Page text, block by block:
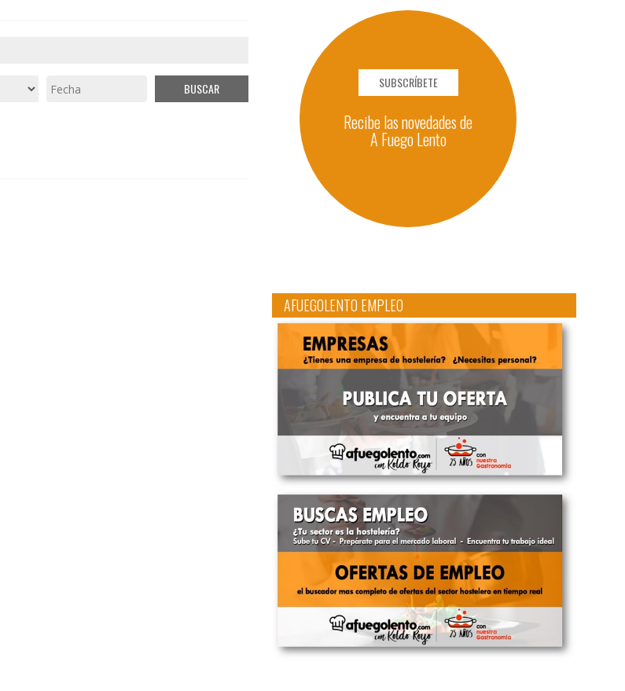
SUBSCRÍBETE
Recibe las novedades de
A Fuego Lento
AFUEGOLENTO EMPLEO